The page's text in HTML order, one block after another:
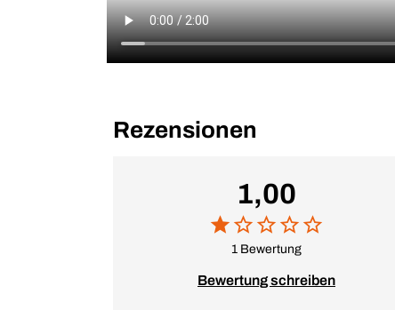
Rezensionen
1,00
1 Bewertung
Bewertung schreiben